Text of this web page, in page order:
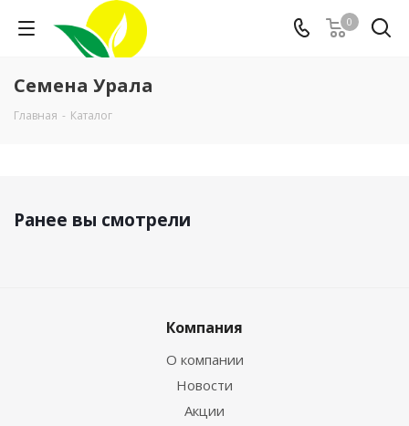
0
Семена Урала
Главная - Каталог
Ранее вы смотрели
Компания
О компании
Новости
Акции